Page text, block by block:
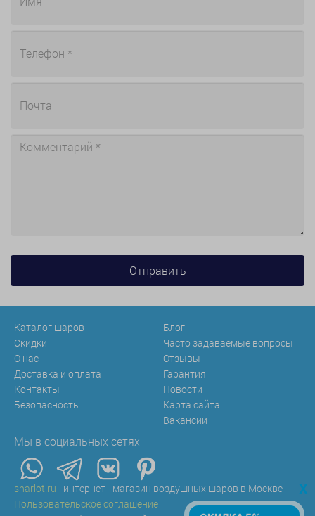
Каталог шаров
Скидки
О нас
Доставка и оплата
Контакты
Безопасность
Блог
Часто задаваемые вопросы
Отзывы
Гарантия
Новости
Карта сайта
Вакансии
Мы в социальных сетях
sharlot.ru - интернет - магазин воздушных шаров в Москве
Пользовательское соглашение
x